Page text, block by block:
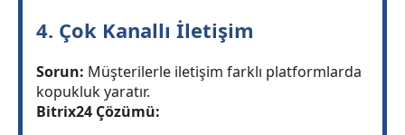
4. Çok Kanallı İletişim
Sorun: Müşterilerle iletişim farklı platformlarda
kopukluk yaratır.
Bitrix24 Çözümü: